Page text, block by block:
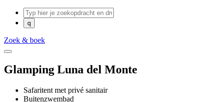
Zoek & boek
Glamping Luna del Monte
Safaritent met privé sanitair
Buitenzwembad